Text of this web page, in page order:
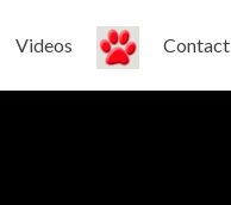
Videos Contact